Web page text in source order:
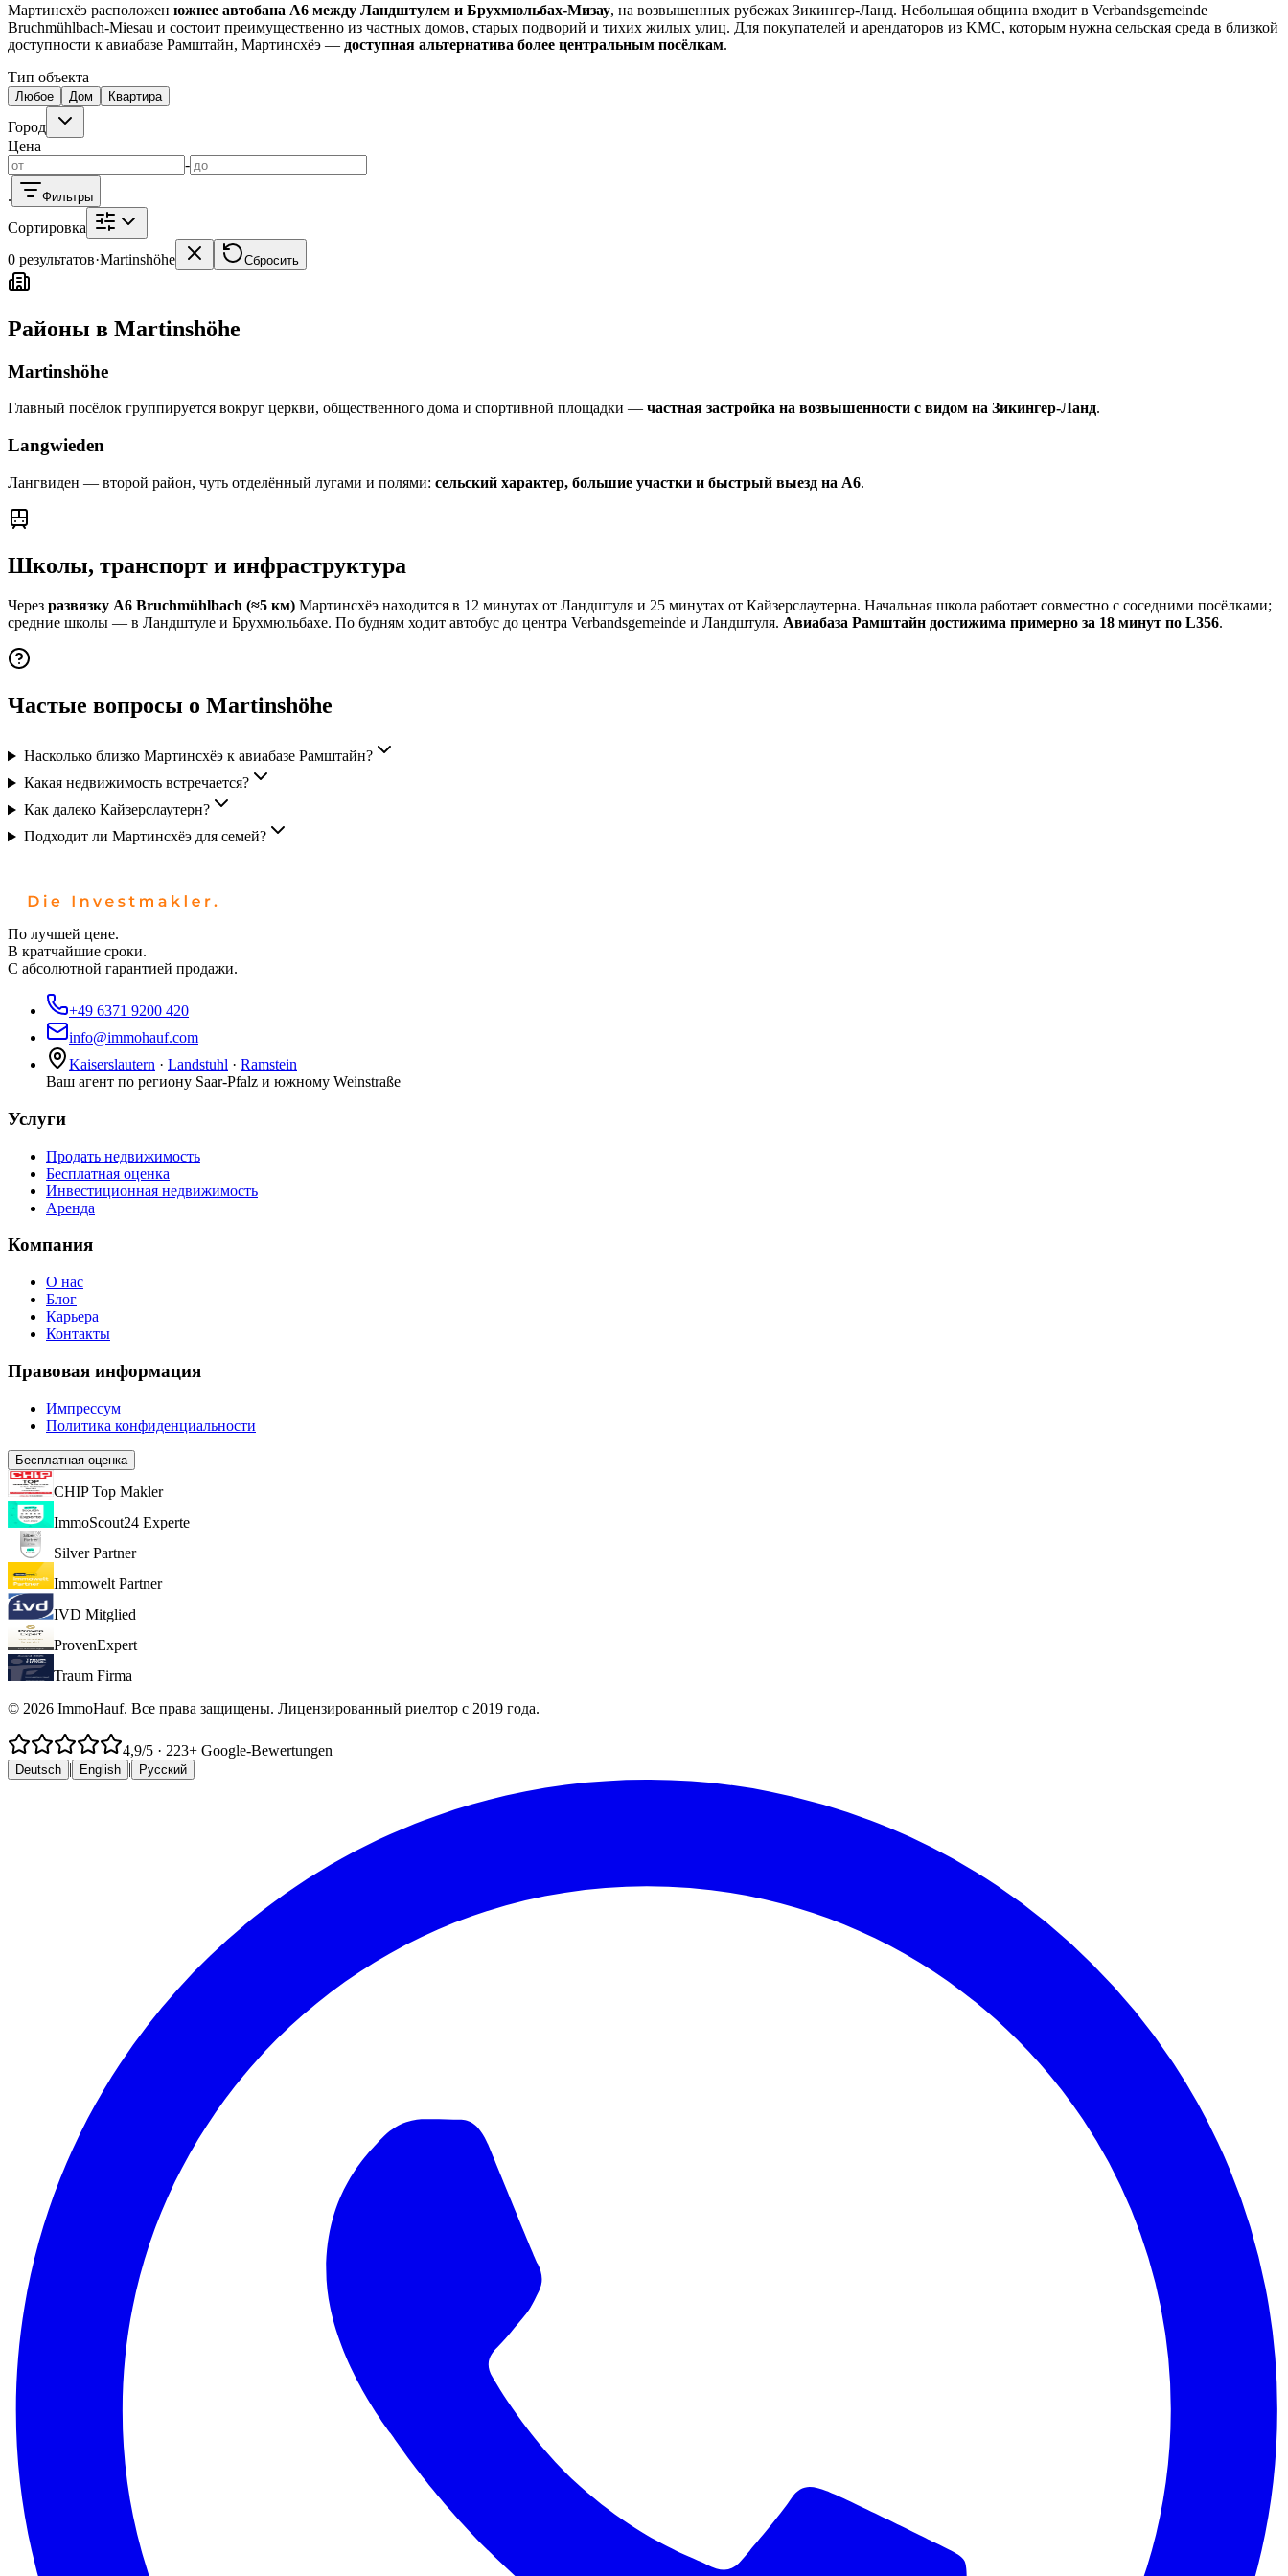
Kaiserslautern
LandstuhlДома Landstuhl Дома Ramstein Kindsbach
Риелторы на месте
Kaiserslautern
Мартинсхёэ расположен южнее автобана A6 между Ландштулем и Брухмюльбах-Мизау, на возвышенных рубежах Зикингер-Ланд. Небольшая община входит в Verbandsgemeinde
Bruchmühlbach-Miesau и состоит преимущественно из частных домов, старых подворий и тихих жилых улиц. Для покупателей и арендаторов из KMC, которым нужна сельская среда в близкой
доступности к авиабазе Рамштайн, Мартинсхёэ — доступная альтернатива более центральным посёлкам.
Тип объекта
Любое Дом Квартира
Город
Цена
-
.
Фильтры
Сортировка
0 результатов·Martinshöhe Сбросить
Районы в Martinshöhe
Martinshöhe
Главный посёлок группируется вокруг церкви, общественного дома и спортивной площадки — частная застройка на возвышенности с видом на Зикингер-Ланд.
Langwieden
Лангвиден — второй район, чуть отделённый лугами и полями: сельский характер, большие участки и быстрый выезд на A6.
Школы, транспорт и инфраструктура
Через развязку A6 Bruchmühlbach (≈5 км) Мартинсхёэ находится в 12 минутах от Ландштуля и 25 минутах от Кайзерслаутерна. Начальная школа работает совместно с соседними посёлками;
средние школы — в Ландштуле и Брухмюльбахе. По будням ходит автобус до центра Verbandsgemeinde и Ландштуля. Авиабаза Рамштайн достижима примерно за 18 минут по L356.
Частые вопросы о Martinshöhe
Насколько близко Мартинсхёэ к авиабазе Рамштайн?
Какая недвижимость встречается?
Как далеко Кайзерслаутерн?
Подходит ли Мартинсхёэ для семей?
По лучшей цене.
В кратчайшие сроки.
С абсолютной гарантией продажи.
+49 6371 9200 420
info@immohauf.com
Kaiserslautern · Landstuhl · Ramstein
Ваш агент по региону Saar-Pfalz и южному Weinstraße
Услуги
Продать недвижимость
Бесплатная оценка
Инвестиционная недвижимость
Аренда
Компания
О нас
Блог
Карьера
Контакты
Правовая информация
Импрессум
Политика конфиденциальности
Бесплатная оценка
CHIP Top Makler
ImmoScout24 Experte
Silver Partner
Immowelt Partner
IVD Mitglied
ProvenExpert
Traum Firma
© 2026 ImmoHauf. Все права защищены. Лицензированный риелтор с 2019 года.
4,9/5 · 223+ Google-Bewertungen
Deutsch | English | Русский